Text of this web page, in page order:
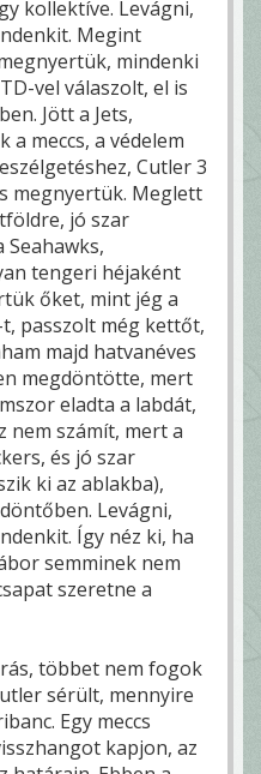
kollektíve. Levágni,
Megint
mindenki
vel válaszolt, el is
Jött a Jets,
meccs, a védelem
Cutler 3
megnyertük. Meglett
jó szar
Seahawks,
tengeri héjaként
őket, mint jég a
passzolt még kettőt,
majd hatvanéves
megdöntötte, mert
eladta a labdát,
nem számít, mert a
és jó szar
ki az ablakba),
Levágni,
Így néz ki, ha
semminek nem
szeretne a
többet nem fogok
sérült, mennyire
Egy meccs
kapjon, az